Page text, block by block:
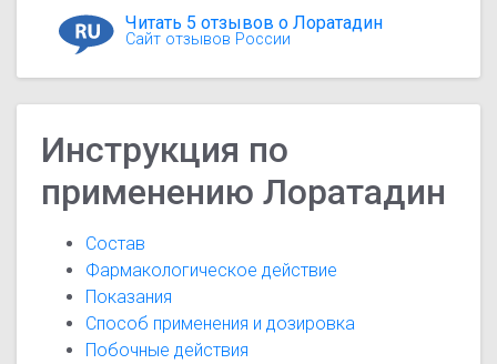
Читать 5 отзывов о Лоратадин
Сайт отзывов России
Инструкция по
применению Лоратадин
Состав
Фармакологическое действие
Показания
Способ применения и дозировка
Побочные действия